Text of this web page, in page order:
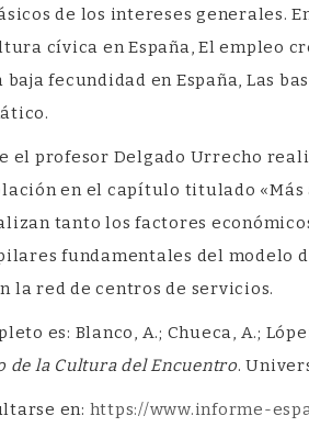
de los intereses generales.
cívica en España, El empleo
baja fecundidad en España, Las
el profesor Delgado Urrecho
en el capítulo titulado «Más
tanto los factores
fundamentales del
la red de centros de servicios.
es: Blanco, A.; Chueca, A.;
de la Cultura del Encuentro.
en: https://www.informe-